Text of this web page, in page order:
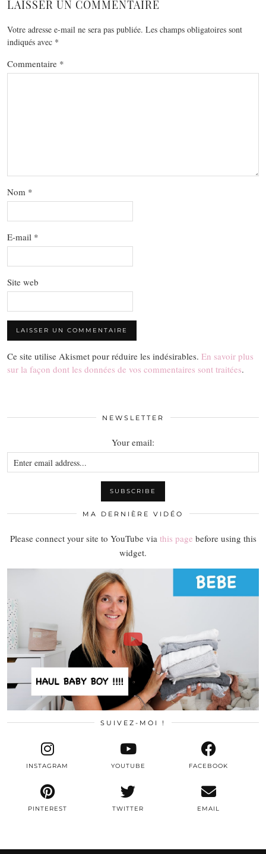
LAISSER UN COMMENTAIRE
Votre adresse e-mail ne sera pas publiée. Les champs obligatoires sont
indiqués avec *
Commentaire *
Nom *
E-mail *
Site web
Ce site utilise Akismet pour réduire les indésirables. En savoir plus
sur la façon dont les données de vos commentaires sont traitées.
NEWSLETTER
Your email:
MA DERNIÈRE VIDÉO
Please connect your site to YouTube via this page before using this
widget.
SUIVEZ-MOI !
TWITTER
INSTAGRAM FACEBOOK
PINTEREST
YOUTUBE
EMAIL